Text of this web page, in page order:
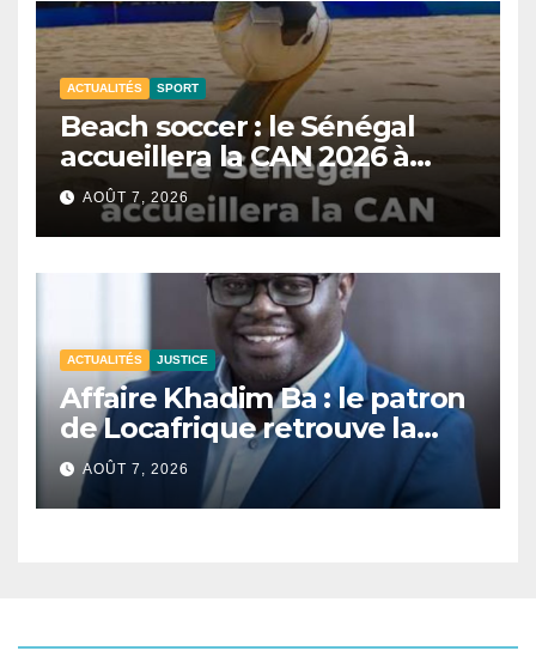
ACTUALITÉS SPORT
Beach soccer : le Sénégal
accueillera la CAN 2026 à
Dakar.
AOÛT 7, 2026
ACTUALITÉS JUSTICE
Affaire Khadim Ba : le patron
de Locafrique retrouve la
liberté.
AOÛT 7, 2026